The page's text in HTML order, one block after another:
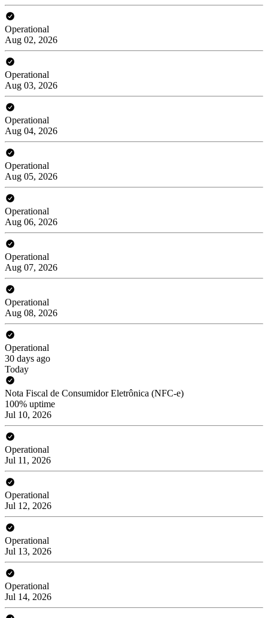
Operational
Aug 02, 2026
Operational
Aug 03, 2026
Operational
Aug 04, 2026
Operational
Aug 05, 2026
Operational
Aug 06, 2026
Operational
Aug 07, 2026
Operational
Aug 08, 2026
Operational
30 days ago
Today
Nota Fiscal de Consumidor Eletrônica (NFC-e)
100% uptime
Jul 10, 2026
Operational
Jul 11, 2026
Operational
Jul 12, 2026
Operational
Jul 13, 2026
Operational
Jul 14, 2026